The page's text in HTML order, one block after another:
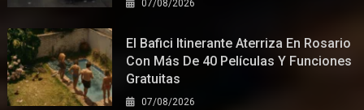
07/08/2026
El Bafici Itinerante Aterriza En Rosario
Con Más De 40 Películas Y Funciones
Gratuitas
07/08/2026